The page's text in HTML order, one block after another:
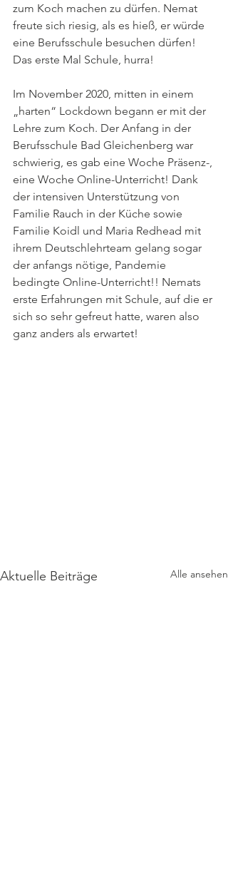
zum Koch machen zu dürfen. Nemat
freute sich riesig, als es hieß, er würde
eine Berufsschule besuchen dürfen!
Das erste Mal Schule, hurra!
Im November 2020, mitten in einem
„harten“ Lockdown begann er mit der
Lehre zum Koch. Der Anfang in der
Berufsschule Bad Gleichenberg war
schwierig, es gab eine Woche Präsenz-,
eine Woche Online-Unterricht! Dank
der intensiven Unterstützung von
Familie Rauch in der Küche sowie
Familie Koidl und Maria Redhead mit
ihrem Deutschlehrteam gelang sogar
der anfangs nötige, Pandemie
bedingte Online-Unterricht!! Nemats
erste Erfahrungen mit Schule, auf die er
sich so sehr gefreut hatte, waren also
ganz anders als erwartet!
Aktuelle Beiträge Alle ansehen